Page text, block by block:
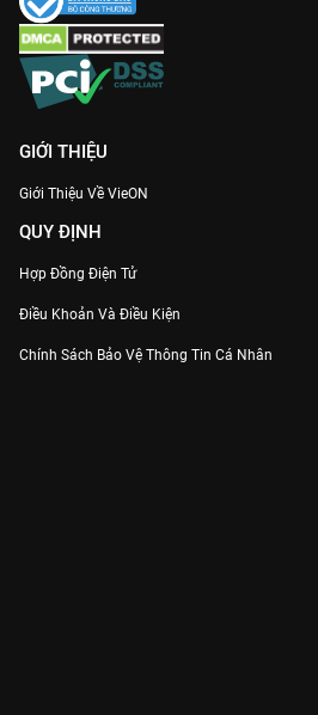
GIỚI THIỆU
Giới Thiệu Về VieON
QUY ĐỊNH
Hợp Đồng Điện Tử
Điều Khoản Và Điều Kiện
Chính Sách Bảo Vệ Thông Tin Cá Nhân